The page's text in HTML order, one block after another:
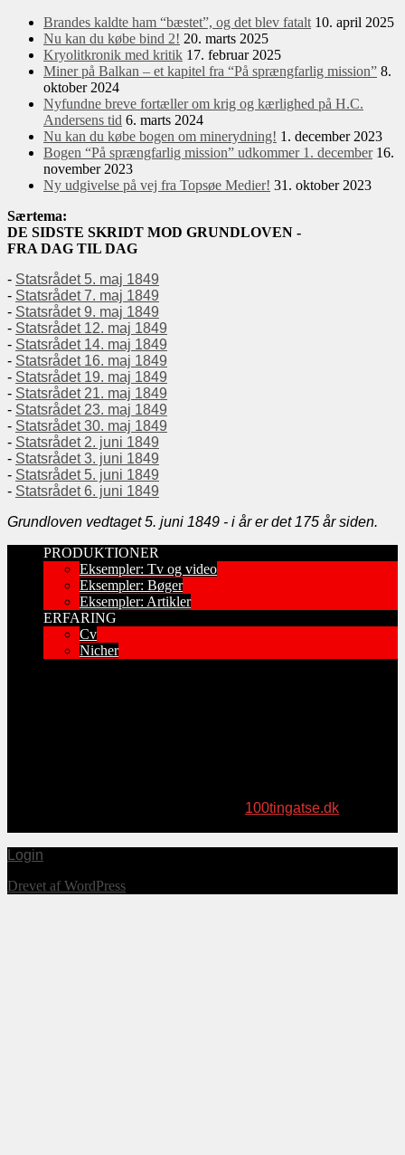
Brandes kaldte ham “bæstet”, og det blev fatalt 10. april 2025
Nu kan du købe bind 2! 20. marts 2025
Kryolitkronik med kritik 17. februar 2025
Miner på Balkan – et kapitel fra “På sprængfarlig mission” 8.
oktober 2024
Nyfundne breve fortæller om krig og kærlighed på H.C.
Andersens tid 6. marts 2024
Nu kan du købe bogen om minerydning! 1. december 2023
Bogen “På sprængfarlig mission” udkommer 1. december 16.
november 2023
Ny udgivelse på vej fra Topsøe Medier! 31. oktober 2023
Særtema:
DE SIDSTE SKRIDT MOD GRUNDLOVEN -
FRA DAG TIL DAG
- Statsrådet 5. maj 1849
- Statsrådet 7. maj 1849
- Statsrådet 9. maj 1849
- Statsrådet 12. maj 1849
- Statsrådet 14. maj 1849
- Statsrådet 16. maj 1849
- Statsrådet 19. maj 1849
- Statsrådet 21. maj 1849
- Statsrådet 23. maj 1849
- Statsrådet 30. maj 1849
- Statsrådet 2. juni 1849
- Statsrådet 3. juni 1849
- Statsrådet 5. juni 1849
- Statsrådet 6. juni 1849
Grundloven vedtaget 5. juni 1849 - i år er det 175 år siden.
PRODUKTIONER
Eksempler: Tv og video
Eksempler: Bøger
Eksempler: Artikler
ERFARING
Cv
Nicher
100tingatse.dk
Login
Drevet af WordPress